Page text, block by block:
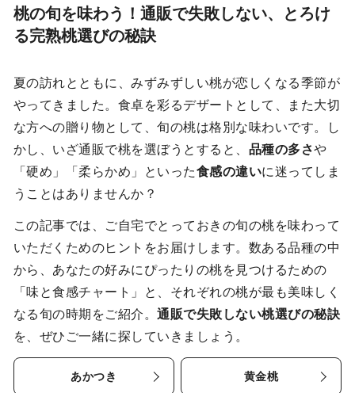
桃の旬を味わう！通販で失敗しない、とろけ
る完熟桃選びの秘訣
夏の訪れとともに、みずみずしい桃が恋しくなる季節が
やってきました。食卓を彩るデザートとして、また大切
な方への贈り物として、旬の桃は格別な味わいです。し
かし、いざ通販で桃を選ぼうとすると、 品種の多さや
「硬め」「柔らかめ」といった食感の違いに迷ってしま
うことはありませんか？
この記事では、ご自宅でとっておきの旬の桃を味わって
いただくためのヒントをお届けします。数ある品種の中
から、あなたの好みにぴったりの桃を見つけるための
「味と食感チャート」と、それぞれの桃が最も美味しく
なる旬の時期をご紹介。通販で失敗しない桃選びの秘訣
を、ぜひご一緒に探していきましょう。
あかつき 黄金桃